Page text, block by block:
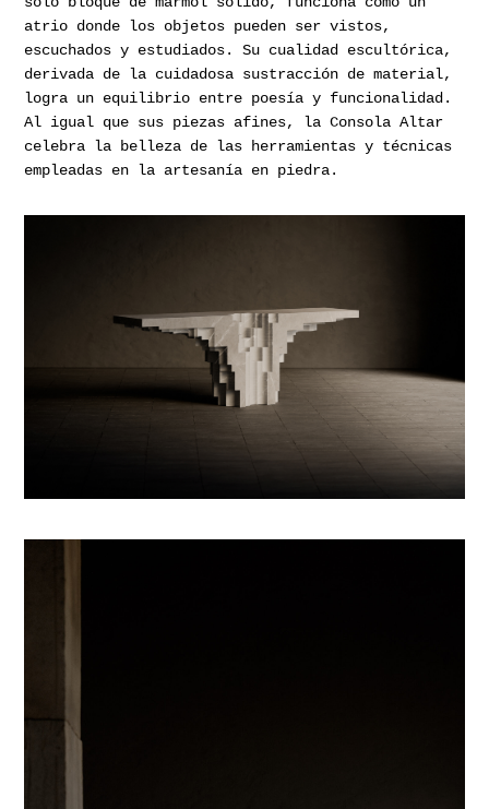
atrio donde los objetos pueden ser vistos,
escuchados y estudiados. Su cualidad escultórica,
derivada de la cuidadosa sustracción de material,
logra un equilibrio entre poesía y funcionalidad.
Al igual que sus piezas afines, la Consola Altar
celebra la belleza de las herramientas y técnicas
empleadas en la artesanía en piedra.